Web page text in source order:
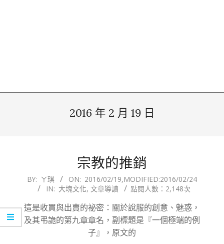
2016 年 2 月 19 日
宗教的推銷
2016-
19
BY: ㄚ琪 ON: 2016/02/19,MODIFIED:2016/02/24
IN: 大塊文化, 文章導讀 點閱人數：2,148次
這是收買與出賣的祕密：關於說服的創意、魅惑，
及其弔詭的第九章章名，副標題是『一個極端的例
子』，原文的